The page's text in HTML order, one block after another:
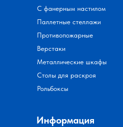
Информация
С фанерным настилом
Паллетные стеллажи
Противопожарные
Верстаки
Металлические шкафы
Столы для раскроя
Рольбоксы